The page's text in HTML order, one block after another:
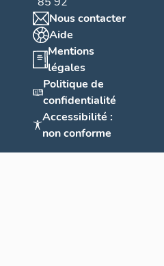
Nous contacter
Aide
Mentions
légales
Politique de
confidentialité
Accessibilité :
non conforme